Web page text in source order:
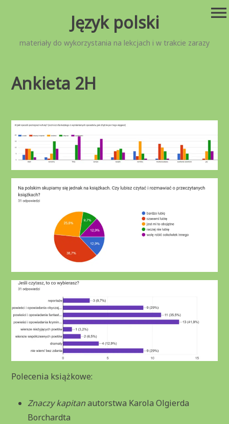
Język polski
materiały do wykorzystania na lekcjach i w trakcie zarazy
menu
Ankieta 2H
Polecenia książkowe:
Znaczy kapitanautorstwa Karola Olgierda
Borchardta